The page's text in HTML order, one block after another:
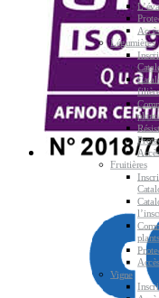
Légumières
Fruitières
Vigne